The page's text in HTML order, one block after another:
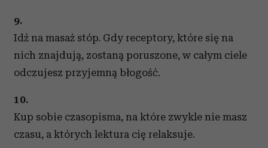
9.
Idź na masaż stóp. Gdy receptory, które się na
nich znajdują, zostaną poruszone, w całym ciele
odczujesz przyjemną błogość.
10.
Kup sobie czasopisma, na które zwykle nie masz
czasu, a których lektura cię relaksuje.